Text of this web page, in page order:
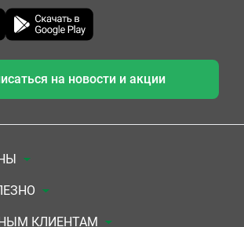
на новости и акции
заключения договора
КЛИЕНТАМ